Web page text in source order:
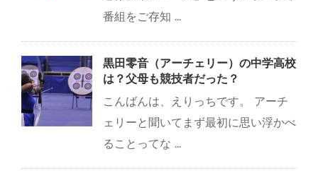
番組をご存知 ...
黒田零音（アーチェリー）の中学高校
は？父母も競技者だった？
こんばんは、えりっちです。 アーチ
ェリーと聞いてまず最初に思い浮かべ
ることってな ...